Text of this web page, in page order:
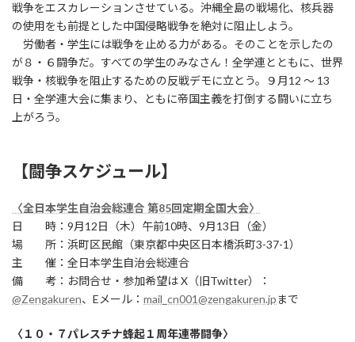
戦争をエスカレーションさせている。沖縄全島の戦場化、核兵器
の使用をも前提とした中国侵略戦争を絶対に阻止しよう。
労働者・学生には戦争を止める力がある。そのことを示したの
が８・６闘争だ。すべての学生のみなさん！全学連とともに、世界
戦争・核戦争を阻止するための反戦デモに立とう。９月12 ～ 13
日・全学連大会に集まり、ともに帝国主義を打倒する闘いに立ち
上がろう。
【闘争スケジュール】
〈全日本学生自治会総連合 第85回定期全国大会〉
日 時：9月12日（木）午前10時、9月13日（金）
場 所：浜町区民館（東京都中央区日本橋浜町3-37-1）
主 催：全日本学生自治会総連合
備 考：お問合せ・参加希望は X（旧Twitter）：
@Zengakuren、Eメール： mail_cn001@zengakuren.jpまで
〈１０・７パレスチナ蜂起１周年連帯闘争〉